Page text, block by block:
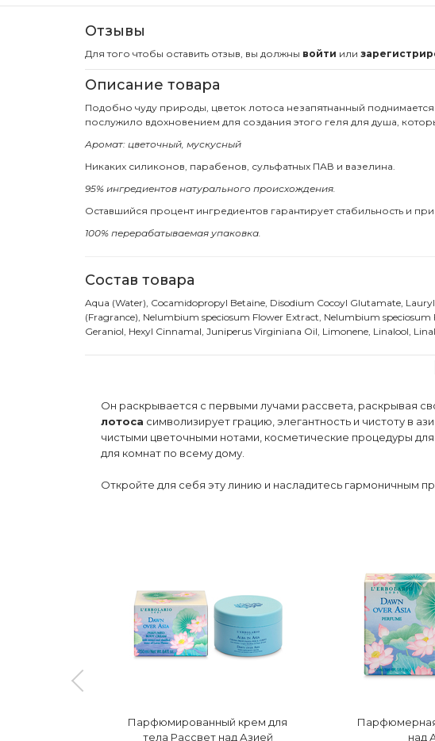
Отзывы
Для того чтобы оставить отзыв, вы должны войти или
Описание товара
Подобно чуду природы, цветок лотоса незапятнанный
послужило вдохновением для создания этого геля для душа,
Аромат: цветочный, мускусный
Никаких силиконов, парабенов, сульфатных ПАВ и вазелина.
95% ингредиентов натурального происхождения.
Оставшийся процент ингредиентов гарантирует стабильность и
100% перерабатываемая упаковка.
Состав товара
Aqua (Water), Cocamidopropyl Betaine, Disodium Cocoyl Glutamate,
(Fragrance), Nelumbium speciosum Flower Extract, Nelumbium
Geraniol, Hexyl Cinnamal, Juniperus Virginiana Oil, Limonene, Linalool,
Он раскрывается с первыми лучами рассвета, раскрывая
лотоса символизирует грацию, элегантность и чистоту в
чистыми цветочными нотами, косметические процедуры
для комнат по всему дому.
Откройте для себя эту линию и насладитесь гармоничным
Парфюмированный крем для
тела Рассвет над Азией
над